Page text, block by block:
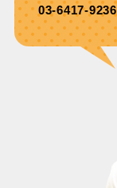
03-6417-9236